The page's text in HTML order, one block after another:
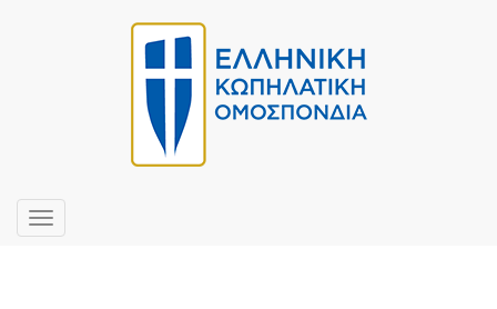
Toggle
navigation